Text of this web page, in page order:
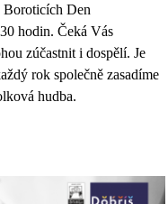
Boroticích Den
hodin. Čeká Vás
zúčastnit i dospělí. Je
rok společně zasadíme
hudba.